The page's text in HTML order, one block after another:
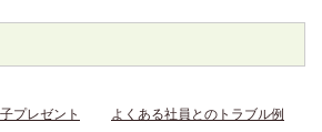
プレゼント
よくある社員とのトラブル例